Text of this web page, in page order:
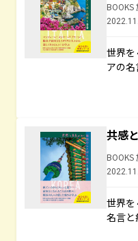
BOOKS
世界を
アの
共感
BOOKS
世界を
名言と